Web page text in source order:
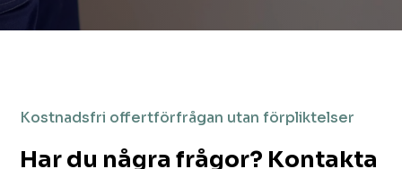
Kostnadsfri offertförfrågan utan förpliktelser
Har du några frågor? Kontakta